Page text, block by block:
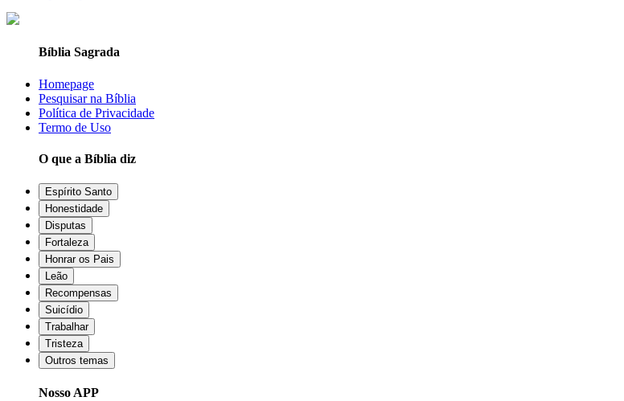
Bíblia Sagrada
Homepage
Pesquisar na Bíblia
Política de Privacidade
Termo de Uso
O que a Bíblia diz
Espírito Santo
Honestidade
Disputas
Fortaleza
Honrar os Pais
Leão
Recompensas
Suicídio
Trabalhar
Tristeza
Outros temas
Nosso APP